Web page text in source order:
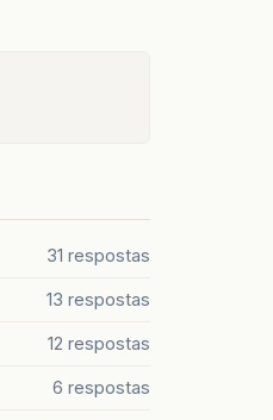
31 respostas
13 respostas
12 respostas
6 respostas